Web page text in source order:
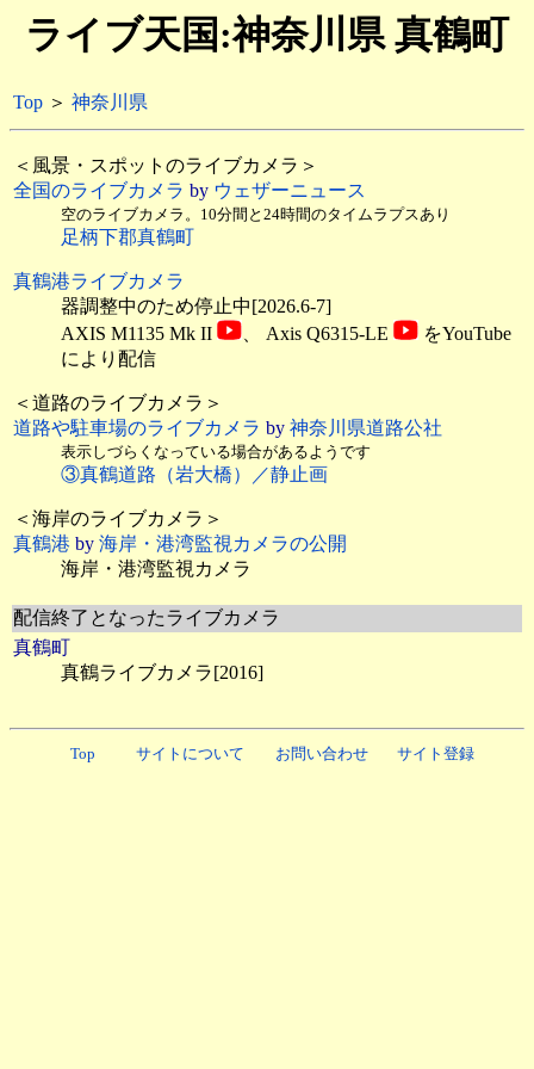
ライブ天国:神奈川県 真鶴町
Top ＞ 神奈川県
＜風景・スポットのライブカメラ＞
全国のライブカメラ by ウェザーニュース
空のライブカメラ。10分間と24時間のタイムラプスあり
足柄下郡真鶴町
真鶴港ライブカメラ
器調整中のため停止中[2026.6-7]
AXIS M1135 Mk II
、 Axis Q6315-LE
をYouTube
により配信
＜道路のライブカメラ＞
道路や駐車場のライブカメラ by 神奈川県道路公社
表示しづらくなっている場合があるようです
③真鶴道路（岩大橋）／静止画
＜海岸のライブカメラ＞
真鶴港 by 海岸・港湾監視カメラの公開
海岸・港湾監視カメラ
配信終了となったライブカメラ
真鶴町
真鶴ライブカメラ[2016]
Top サイトについて お問い合わせ サイト登録